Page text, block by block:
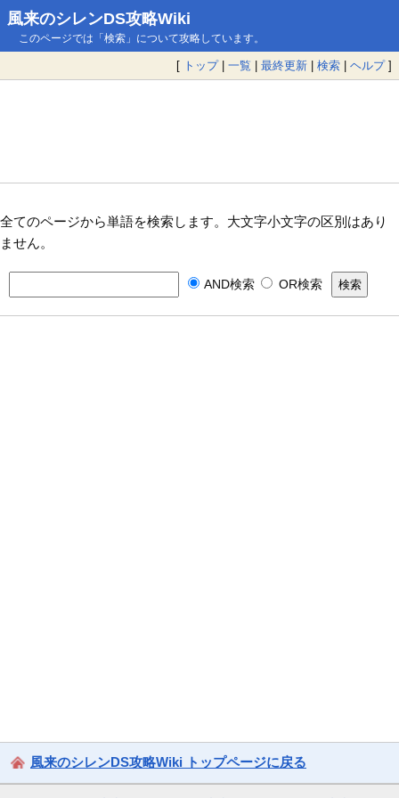
風来のシレンDS攻略Wiki
このページでは「検索」について攻略しています。
[ トップ| 一覧 | 最終更新 | 検索 | ヘルプ]
全てのページから単語を検索します。大文字小文字の区別はあり
ません。
AND検索 OR検索
風来のシレンDS攻略Wiki トップページに戻る